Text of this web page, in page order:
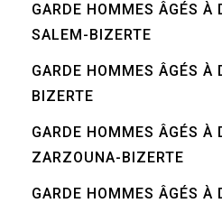
GARDE HOMMES ÂGÉS À
SALEM-BIZERTE
GARDE HOMMES ÂGÉS
BIZERTE
GARDE HOMMES ÂGÉS À
ZARZOUNA-BIZERTE
GARDE HOMMES ÂGÉS À